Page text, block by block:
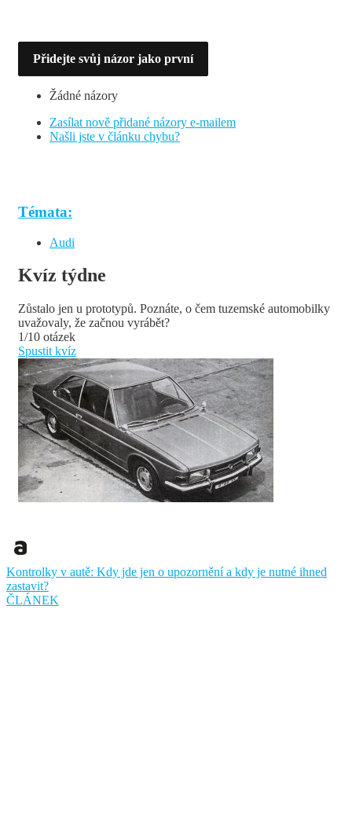
Přidejte svůj názor jako první
Žádné názory
Zasílat nově přidané názory e-mailem
Našli jste v článku chybu?
Témata:
Audi
Kvíz týdne
Zůstalo jen u prototypů. Poznáte, o čem tuzemské automobilky
uvažovaly, že začnou vyrábět?
1/10 otázek
Spustit kvíz
Kontrolky v autě: Kdy jde jen o upozornění a kdy je nutné ihned
zastavit?
ČLÁNEK